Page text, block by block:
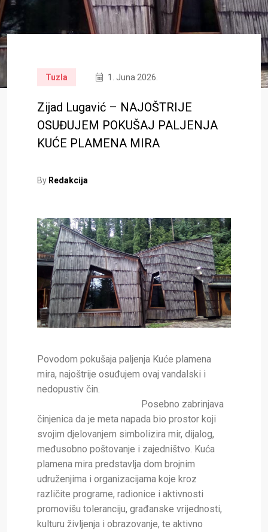
Tuzla 1. Juna 2026.
Zijad Lugavić – NAJOŠTRIJE
OSUĐUJEM POKUŠAJ PALJENJA
KUĆE PLAMENA MIRA
By Redakcija
Povodom pokušaja paljenja Kuće plamena
mira, najoštrije osuđujem ovaj vandalski i
nedopustiv čin.
Posebno zabrinjava
činjenica da je meta napada bio prostor koji
svojim djelovanjem simbolizira mir, dijalog,
međusobno poštovanje i zajedništvo. Kuća
plamena mira predstavlja dom brojnim
udruženjima i organizacijama koje kroz
različite programe, radionice i aktivnosti
promovišu toleranciju, građanske vrijednosti,
kulturu življenja i obrazovanje, te aktivno